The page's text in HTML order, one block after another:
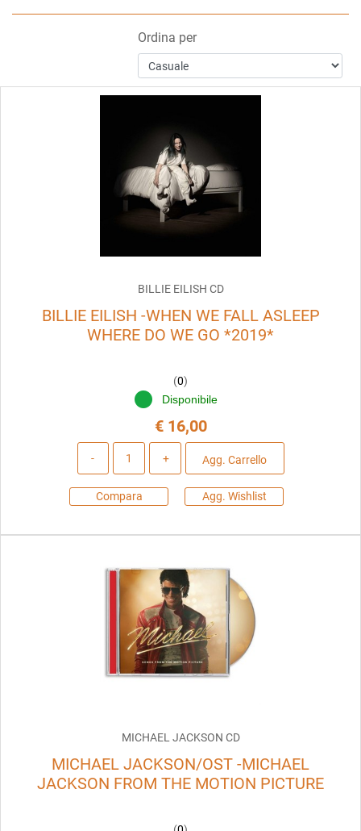
Ordina per
BILLIE EILISH CD
BILLIE EILISH -WHEN WE FALL ASLEEP
WHERE DO WE GO *2019*
(0)
Disponibile
€ 16,00
Agg. Carrello
Compara Agg. Wishlist
MICHAEL JACKSON CD
MICHAEL JACKSON/OST -MICHAEL
JACKSON FROM THE MOTION PICTURE